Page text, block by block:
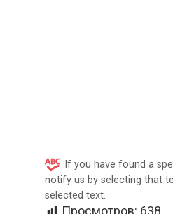
If you have found a
notify us by selecting that
selected text.
Просмотров: 638